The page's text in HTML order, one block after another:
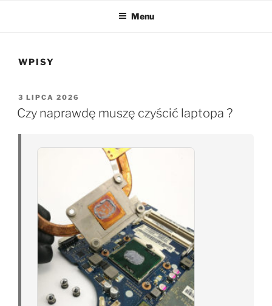
Menu
WPISY
OPUBLIKOWANE
W
3 LIPCA 2026
Czy naprawdę muszę czyścić laptopa ?